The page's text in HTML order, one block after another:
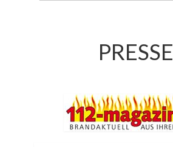
Verein
Fahrzeuge & Technik
Einsatzfahrzeuge
Einsatzleitwagen ELW 1
PRESSE